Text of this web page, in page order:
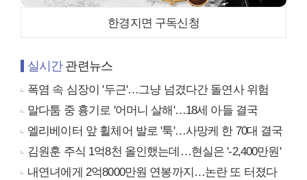
한경지면 구독신청
실시간관련뉴스
폭염 속 심장이 '두근'…그냥 넘겼다간 돌연사 위험
말다툼 중 흉기로 '어머니 살해'…18세 아들 결국
엘리베이터 앞 휠체어 발로 '툭'…사망케 한 70대 결국
김원훈 주식 1억8천 올인했는데…현실은 '-2,400만원'
내연녀에게 2억8000만원 연봉까지…논란 또 터졌다